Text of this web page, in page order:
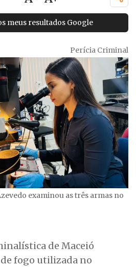
meus resultados Google
Perícia Criminal
examinou as três armas no
de Maceió
fogo utilizada no